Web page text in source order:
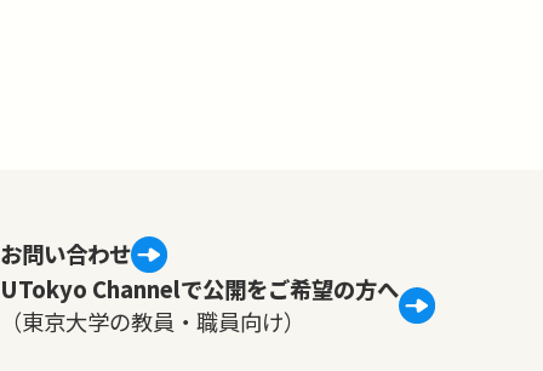
お問い合わせ
UTokyo Channelで公開をご希望の方へ
（東京大学の教員・職員向け）